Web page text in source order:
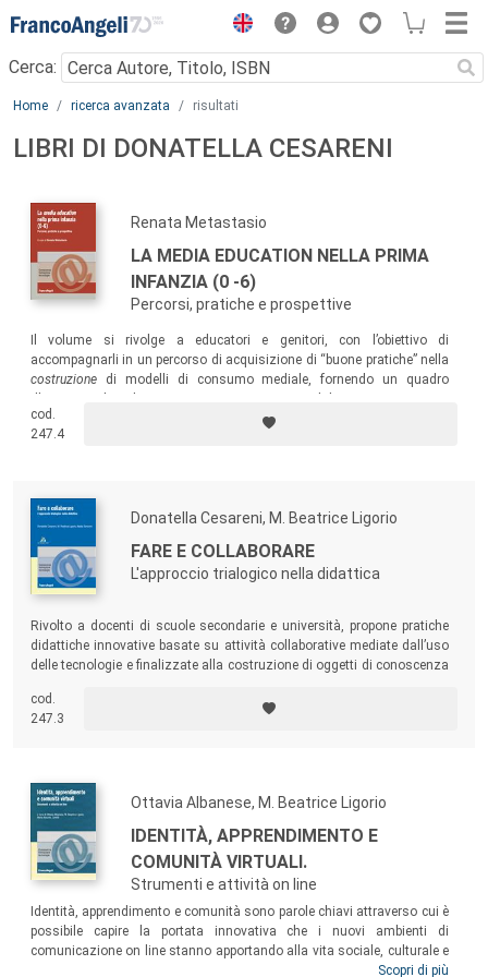
Menu
Cerca:
Main content
Home ricerca avanzata risultati
LIBRI DI DONATELLA CESARENI
Renata Metastasio
LA MEDIA EDUCATION NELLA PRIMA
INFANZIA (0 -6)
Percorsi, pratiche e prospettive
Il volume si rivolge a educatori e genitori, con l’obiettivo di
accompagnarli in un percorso di acquisizione di “buone pratiche” nella
costruzione di modelli di consumo mediale, fornendo un quadro
operativi utili a favorire nel bambino, fin da piccolo, un processo di
progressiva autonomia, consapevolezza e auto-regolamentazione.
cod.
247.4
Donatella Cesareni, M. Beatrice Ligorio
FARE E COLLABORARE
L'approccio trialogico nella didattica
Rivolto a docenti di scuole secondarie e università, propone pratiche
didattiche innovative basate su attività collaborative mediate dall’uso
delle tecnologie e finalizzate alla costruzione di oggetti di conoscenza
competenze acquisite dagli studenti.
cod.
247.3
Ottavia Albanese, M. Beatrice Ligorio
IDENTITÀ, APPRENDIMENTO E
COMUNITÀ VIRTUALI.
Strumenti e attività on line
Identità, apprendimento e comunità sono parole chiavi attraverso cui è
possibile capire la portata innovativa che i nuovi ambienti di
comunicazione on line stanno apportando alla vita sociale, culturale e
privata di coloro che entrano in rete. In quest’ottica, il volume analizza i
Scopri di più